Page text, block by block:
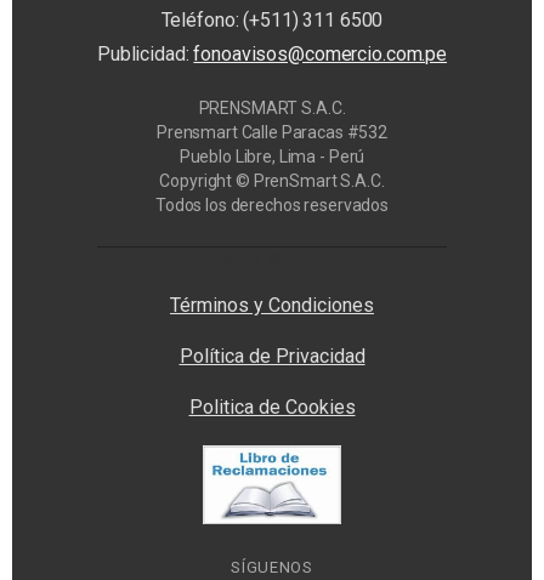
Teléfono: (+511) 311 6500
Publicidad:fonoavisos@comercio.com.pe
PRENSMART S.A.C.
Prensmart Calle Paracas #532
Pueblo Libre, Lima - Perú
Copyright © PrenSmart S.A.C.
Todos los derechos reservados
Términos y Condiciones
Política de Privacidad
Politica de Cookies
SÍGUENOS